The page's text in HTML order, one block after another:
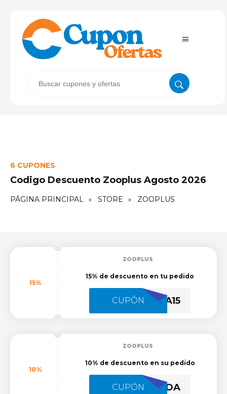
6 CUPONES
Codigo Descuento Zooplus Agosto 2026
PÁGINA PRINCIPAL STORE ZOOPLUS
15%
ZOOPLUS
15% de descuento en tu pedido
CUPÓN
BIENVENIDA15
10%
ZOOPLUS
10% de descuento en su pedido
CUPÓN
LAPASTANOENGORDA